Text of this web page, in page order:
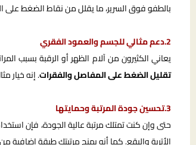
بالطفو فوق السرير، ما يقلل من نقاط الضغط على
2.دعم مثالي للجسم والعمود الفقري
يعاني الكثيرون من آلام الظهر أو الرقبة بسبب
تقليل الضغط على المفاصل والفقرات. إنه خيار
3.تحسين جودة المرتبة وحمايتها
حتى وإن كنت تمتلك مرتبة عالية الجودة، فإن
الأتربة والبقع. كما أنه يمنح مرتبتك طبقة إضافية